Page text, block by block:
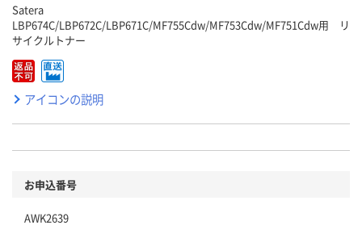
Satera
LBP674C/LBP672C/LBP671C/MF755Cdw/MF753Cdw/MF751Cdw用 リ
サイクルトナー
アイコンの説明
お申込番号
AWK2639